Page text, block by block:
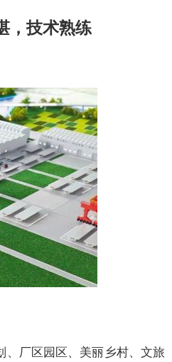
，技术熟练
厂区园区、美丽乡村、文旅